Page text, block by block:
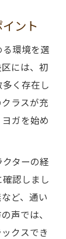
ト
特徴
最適
較
は
さ
選定法
ント
環境を選
には、初
く存在し
ラスが充
ガを始め
ターの経
認しまし
ど、通い
声では、
クスでき